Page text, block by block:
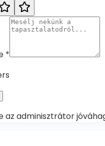
*
az adminisztrátor